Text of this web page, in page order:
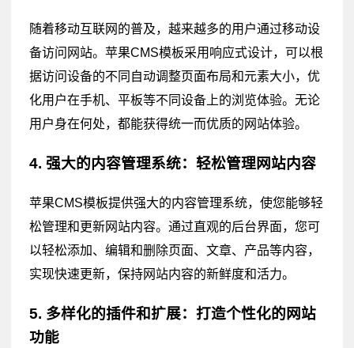
随着移动互联网的普及，越来越多的用户通过移动设
备访问网站。苹果CMS模板采用响应式设计，可以根
据访问设备的不同自动调整页面布局和元素大小，优
化用户在手机、平板等不同设备上的浏览体验。无论
用户身在何处，都能获得统一而优质的网站体验。
4. 强大的内容管理系统：轻松管理网站内容
苹果CMS模板提供强大的内容管理系统，使您能够轻
松管理和更新网站内容。通过直观的后台界面，您可
以轻松添加、编辑和删除页面、文章、产品等内容，
实现快速更新，保持网站内容的新鲜度和活力。
5. 多样化的插件和扩展：打造个性化的网站
功能